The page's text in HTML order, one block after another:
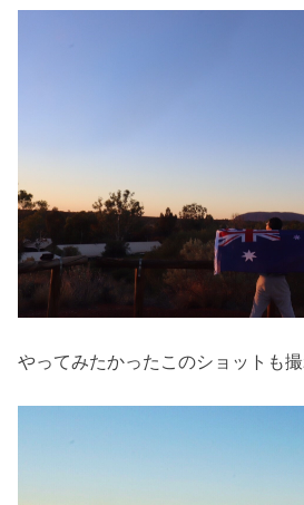
やってみたかったこのショットも